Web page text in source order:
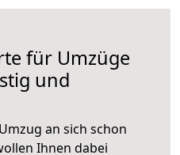
für Umzüge
und
an sich schon
Ihnen dabei